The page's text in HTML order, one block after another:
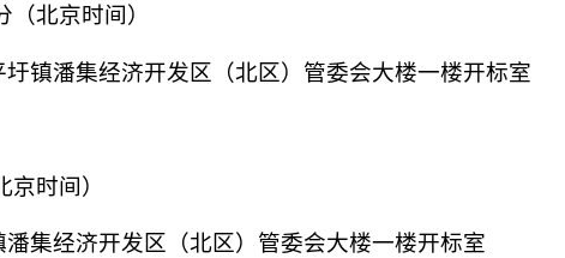
（北京时间）
镇潘集经济开发区（北区）管委会大楼一楼开标室
京时间）
集经济开发区（北区）管委会大楼一楼开标室